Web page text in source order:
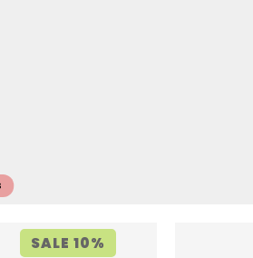
SALE 10%